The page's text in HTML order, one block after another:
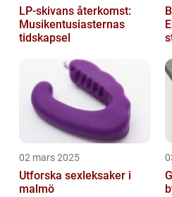
LP-skivans återkomst:
Musikentusiasternas
tidskapsel
02 mars 2025
Utforska sexleksaker i
malmö